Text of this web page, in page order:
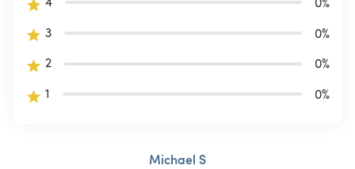
3
0%
2
0%
1
0%
Michael S